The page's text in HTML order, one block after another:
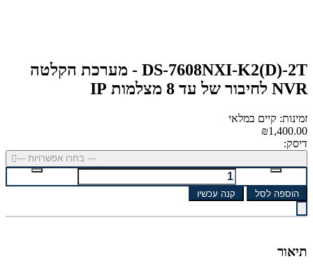
DS-7608NXI-K2(D)-2T - מערכת הקלטה
NVR לחיבור של עד 8 מצלמות IP
זמינות: קיים במלאי
₪1,400.00
דיסק:
--- בחרו אפשרויות ---
הוספה לסל קנה עכשיו
תיאור